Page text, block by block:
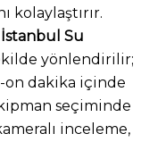
kolaylaştırır.
İstanbul Su
yönlendirilir;
on dakika içinde
seçiminde
inceleme,